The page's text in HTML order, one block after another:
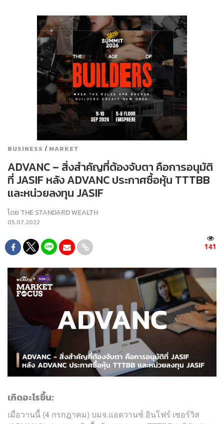
BUSINESS / MARKET
ADVANC – สิ่งสำคัญที่ต้องจับตา คือการอนุมัติ
ที่ JASIF หลัง ADVANC ประกาศซื้อหุ้น TTTBB
และหน่วยลงทุน JASIF
โดย THE STANDARD WEALTH
05.07.2022
141
เกิดอะไรขึ้น:
เมื่อวานนี้ (4 กรกฎาคม) บมจ.แอดวานซ์ อินโฟร์ เซอร์วิส